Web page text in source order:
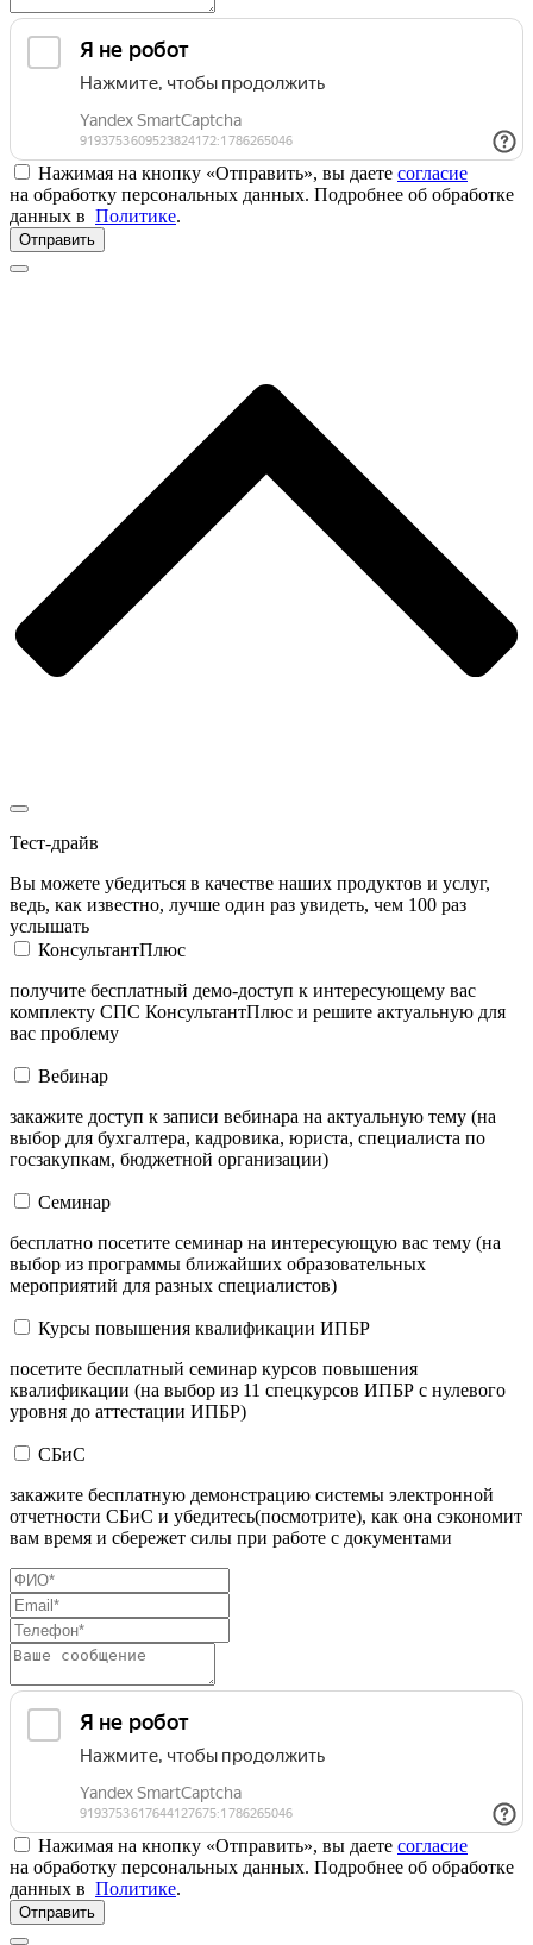
Нажимая на кнопку «Отправить», вы даете согласие
на обработку персональных данных. Подробнее об обработке
данных в Политике.
Отправить
Тест-драйв
Вы можете убедиться в качестве наших продуктов и услуг,
ведь, как известно, лучше один раз увидеть, чем 100 раз
услышать
КонсультантПлюс
получите бесплатный демо-доступ к интересующему вас
комплекту СПС КонсультантПлюс и решите актуальную для
вас проблему
Вебинар
закажите доступ к записи вебинара на актуальную тему (на
выбор для бухгалтера, кадровика, юриста, специалиста по
госзакупкам, бюджетной организации)
Семинар
бесплатно посетите семинар на интересующую вас тему (на
выбор из программы ближайших образовательных
мероприятий для разных специалистов)
Курсы повышения квалификации ИПБР
посетите бесплатный семинар курсов повышения
квалификации (на выбор из 11 спецкурсов ИПБР с нулевого
уровня до аттестации ИПБР)
СБиС
закажите бесплатную демонстрацию системы электронной
отчетности СБиС и убедитесь(посмотрите), как она сэкономит
вам время и сбережет силы при работе с документами
Нажимая на кнопку «Отправить», вы даете согласие
на обработку персональных данных. Подробнее об обработке
данных в Политике.
Отправить